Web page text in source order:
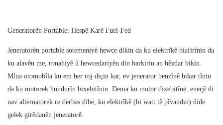
Generatorên Portable: Hespê Karê Fuel-Fed
Jeneratorên portable sotemeniyê hewce dikin da ku elektrîkê biafirînin da
ku alavên me, ronahiyê û hewcedariyên din barkirin an hêzdar bikin.
Mîna otomobîla ku em her roj diçin kar, ev jenerator benzînê bikar tînin
da ku motorek hundurîn bixebitînin. Dema ku motor dixebitîne, enerjî di
nav alternatorek re derbas dibe, ku elektrîkê (bi watt tê pîvandin) dide
gelek girêdanên jeneratorê.